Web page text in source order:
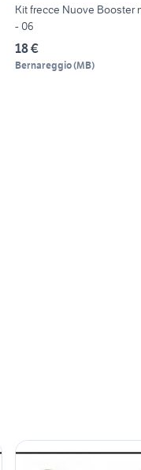
Kit frecce Nuove Booster
- 06
18 €
Bernareggio(MB)